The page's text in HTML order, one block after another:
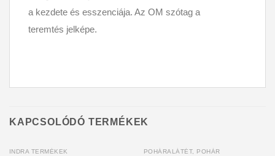
a kezdete és esszenciája. Az OM szótag a
teremtés jelképe.
KAPCSOLÓDÓ TERMÉKEK
INDRA TERMÉKEK POHÁRALÁTÉT, POHÁR